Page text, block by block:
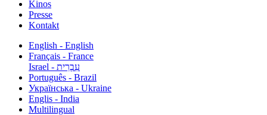
Kinos
Presse
Kontakt
English - English
Français - France
עִבְרִית - Israel
Português - Brazil
Українська - Ukraine
Englis - India
Multilingual